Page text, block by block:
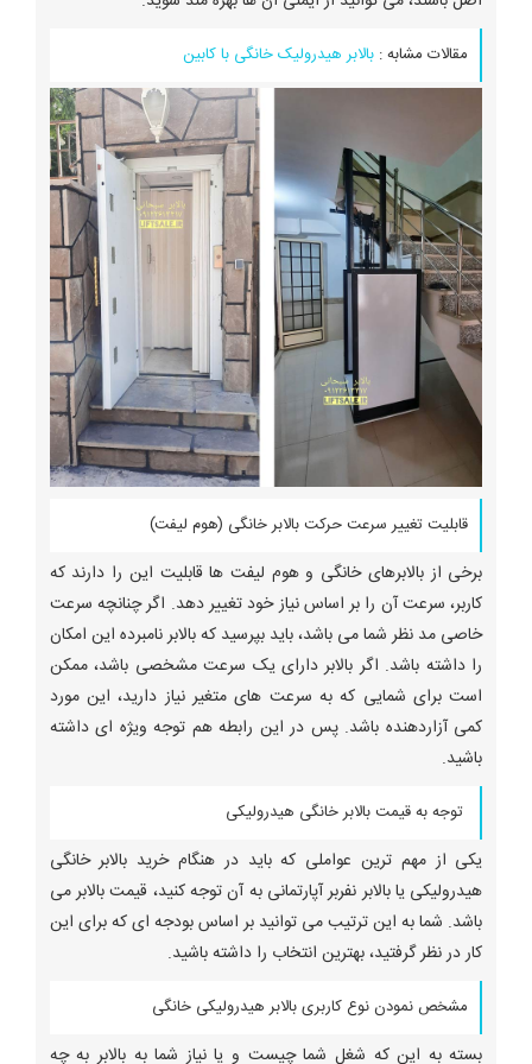
مقالات مشابه : بالابر هیدرولیک خانگی با کابین
قابلیت تغییر سرعت حرکت بالابر خانگی (هوم لیفت)
برخی از بالابرهای خانگی و هوم لیفت ها قابلیت این را دارند که
کاربر، سرعت آن را بر اساس نیاز خود تغییر دهد. اگر چنانچه سرعت
خاصی مد نظر شما می باشد، باید بپرسید که بالابر نامبرده این امکان
را داشته باشد. اگر بالابر دارای یک سرعت مشخصی باشد، ممکن
است برای شمایی که به سرعت های متغیر نیاز دارید، این مورد
کمی آزاردهنده باشد. پس در این رابطه هم توجه ویژه ای داشته
باشید.
توجه به قیمت بالابر خانگی هیدرولیکی
یکی از مهم ترین عواملی که باید در هنگام خرید بالابر خانگی
هیدرولیکی یا بالابر نفربر آپارتمانی به آن توجه کنید، قیمت بالابر می
باشد. شما به این ترتیب می توانید بر اساس بودجه ای که برای این
کار در نظر گرفتید، بهترین انتخاب را داشته باشید.
مشخص نمودن نوع کاربری بالابر هیدرولیکی خانگی
بسته به این که شغل شما چیست و یا نیاز شما به بالابر به چه